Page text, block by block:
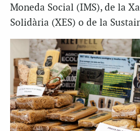
Moneda Social (IMS), de la
Solidària (XES) o de la